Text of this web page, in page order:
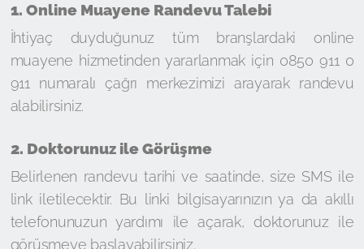
1. Online Muayene Randevu Talebi
İhtiyaç duyduğunuz tüm branşlardaki online
muayene hizmetinden yararlanmak için 0850 911 0
911 numaralı çağrı merkezimizi arayarak randevu
alabilirsiniz.
2. Doktorunuz ile Görüşme
Belirlenen randevu tarihi ve saatinde, size SMS ile
link iletilecektir. Bu linki bilgisayarınızın ya da akıllı
telefonunuzun yardımı ile açarak, doktorunuz ile
görüşmeye başlayabilirsiniz.